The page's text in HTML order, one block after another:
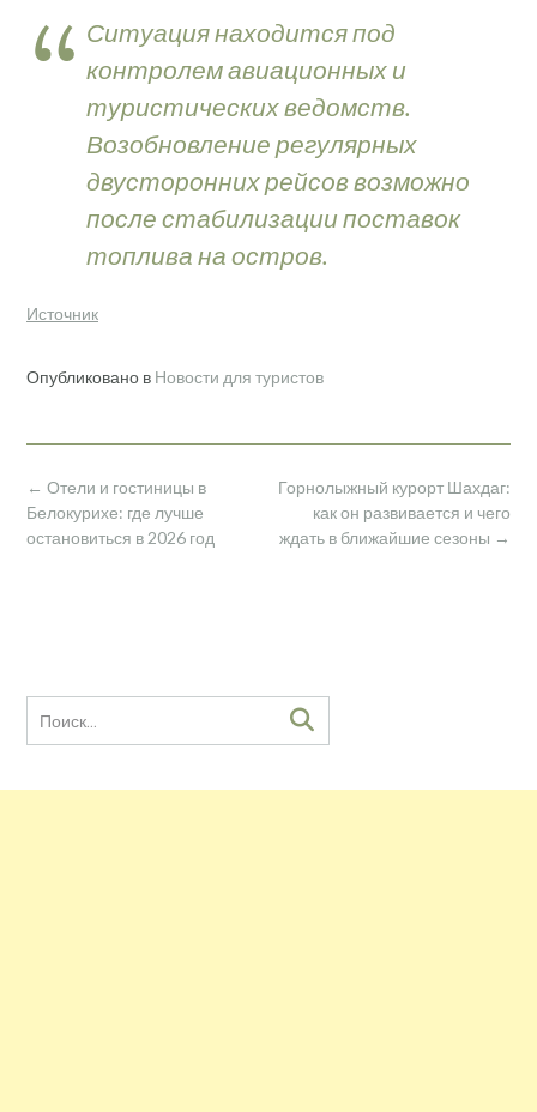
Ситуация находится под
контролем авиационных и
туристических ведомств.
Возобновление регулярных
двусторонних рейсов возможно
после стабилизации поставок
топлива на остров.
Источник
Опубликовано в Новости для туристов
Навигация
по
записям
Горнолыжный курорт Шахдаг:
как он развивается и чего
ждать в ближайшие сезоны →
← Отели и гостиницы в
Белокурихе: где лучше
остановиться в 2026 год